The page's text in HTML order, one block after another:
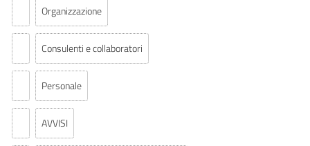
Organizzazione
Consulenti e collaboratori
Personale
AVVISI